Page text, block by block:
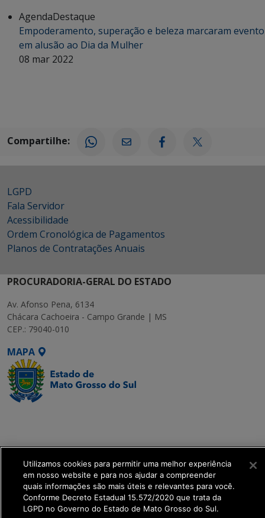
AgendaDestaque
Empoderamento, superação e beleza marcaram evento
em alusão ao Dia da Mulher
08 mar 2022
Compartilhe:
LGPD
Fala Servidor
Acessibilidade
Ordem Cronológica de Pagamentos
Planos de Contratações Anuais
PROCURADORIA-GERAL DO ESTADO
Av. Afonso Pena, 6134
Chácara Cachoeira - Campo Grande | MS
CEP.: 79040-010
MAPA
Transformação Digital
get_footer();
Utilizamos cookies para permitir uma melhor experiência
em nosso website e para nos ajudar a compreender
quais informações são mais úteis e relevantes para você.
Conforme Decreto Estadual 15.572/2020 que trata da
LGPD no Governo do Estado de Mato Grosso do Sul.